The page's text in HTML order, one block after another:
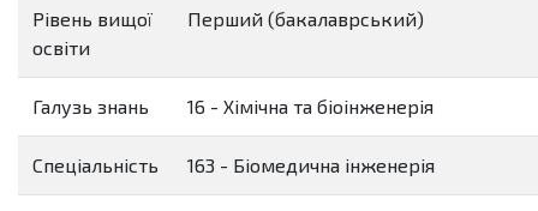
Рівень вищої
освіти
Перший (бакалаврський)
Галузь знань 16 - Хімічна та біоінженерія
Спеціальність 163 - Біомедична інженерія